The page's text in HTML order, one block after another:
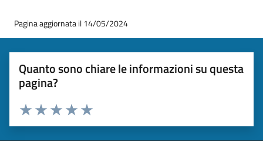
Pagina aggiornata il 14/05/2024
Quanto sono chiare le informazioni su questa
pagina?
Valuta 5 stelle su 5
Valuta 4 stelle su 5
Valuta 3 stelle su 5
Valuta 2 stelle su 5
Valuta 1 stelle su 5